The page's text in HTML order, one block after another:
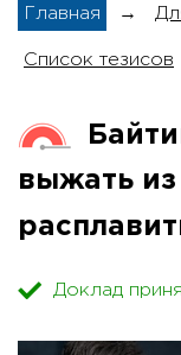
Главная →
Список тезисов
выжать
Доклад